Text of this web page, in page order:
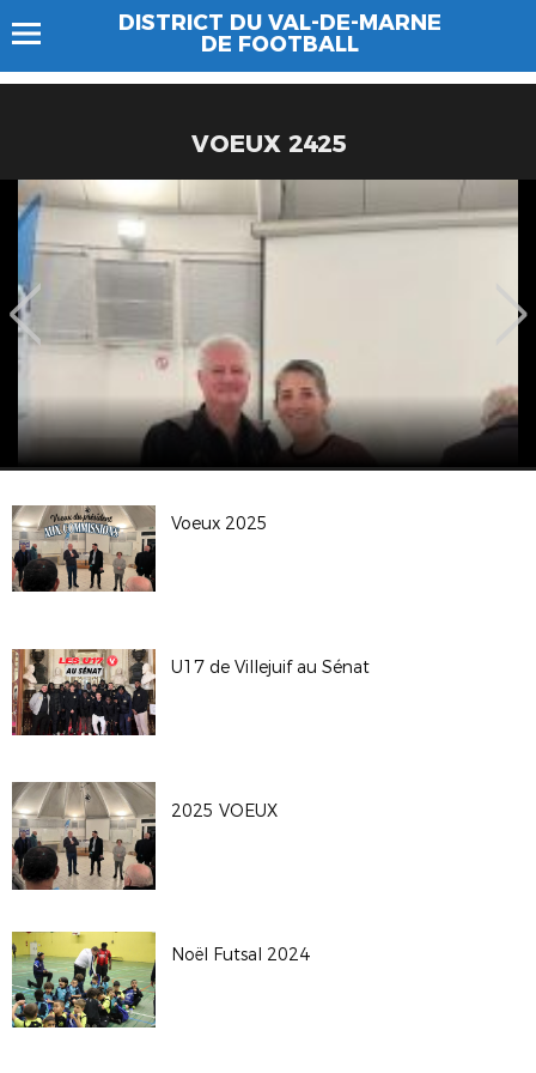
DISTRICT DU VAL-DE-MARNE
DE FOOTBALL
VOEUX 2425
Voeux 2025
U17 de Villejuif au Sénat
2025 VOEUX
Noël Futsal 2024